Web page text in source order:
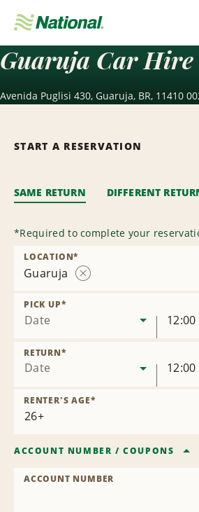
Navigation
Guaruja Car Hire
Avenida Puglisi 430, Guaruja, BR, 11410
START A RESERVATION
SAME RETURN DIFFERENT
*Required to complete your
Guaruja
LOCATION*
Date
PICK UP*
12:00
Date
RETURN*
12:00
RENTER'S AGE*
ACCOUNT NUMBER /COUPONS
ACCOUNT NUMBER